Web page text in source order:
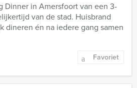
Dinner in Amersfoort van een 3-
van de stad. Huisbrand
dineren én na iedere gang samen
Favoriet